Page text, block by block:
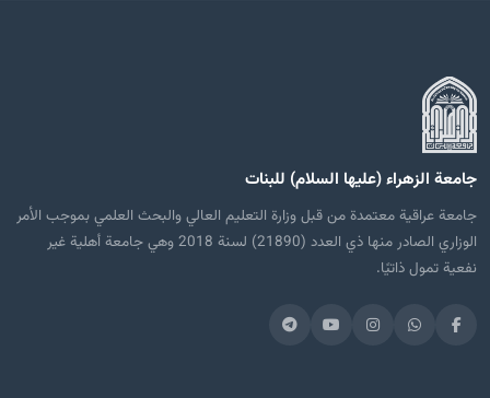
جامعة الزهراء (عليها السلام) للبنات
جامعة عراقية معتمدة من قبل وزارة التعليم العالي والبحث العلمي بموجب الأمر
الوزاري الصادر منها ذي العدد (21890) لسنة 2018 وهي جامعة أهلية غير
نفعية تمول ذاتيًا.